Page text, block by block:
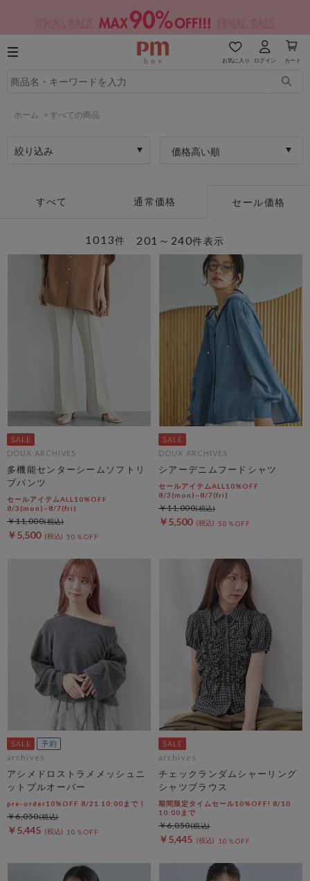
お気に入り ログイン カート
ホーム > すべての商品
絞り込み 価格高い順
すべて 通常価格 セール価格
201～240件表示
1013件
DOUX ARCHIVES
多機能センターシームソフトリ
ブパンツ
セールアイテムALL10%OFF
8/3(mon)~8/7(fri)
￥5,500 50％OFF
￥11,000
DOUX ARCHIVES
シアーデニムフードシャツ
セールアイテムALL10%OFF
8/3(mon)~8/7(fri)
￥5,500 50％OFF
￥11,000
archives
アシメドロストラメメッシュニ
ットプルオーバー
pre-order10%OFF 8/21 10:00まで！
￥5,445 10％OFF
￥6,050
archives
チェックランダムシャーリング
シャツブラウス
期間限定タイムセール10%OFF! 8/10
10:00まで
￥5,445 10％OFF
￥6,050